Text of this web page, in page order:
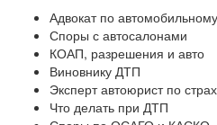
Адвокат по
Споры с автосалонами
КОАП, разрешения и авто
Виновнику ДТП
Эксперт автоюрист по
Что делать при ДТП